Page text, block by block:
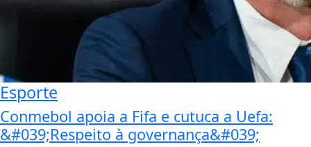
Esporte
Conmebol apoia a Fifa e cutuca a Uefa:
&#039;Respeito à governança&#039;